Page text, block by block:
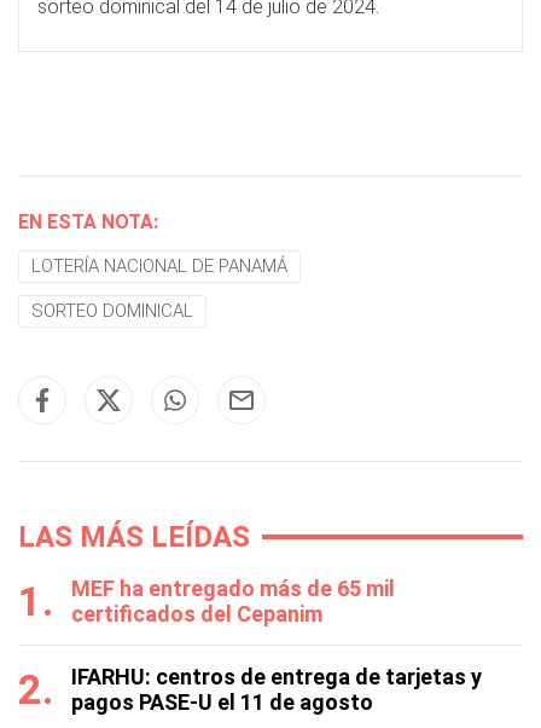
sorteo dominical del 14 de julio de 2024.
EN ESTA NOTA:
LOTERÍA NACIONAL DE PANAMÁ
SORTEO DOMINICAL
LAS MÁS LEÍDAS
MEF ha entregado más de 65 mil
certificados del Cepanim
IFARHU: centros de entrega de tarjetas y
pagos PASE-U el 11 de agosto